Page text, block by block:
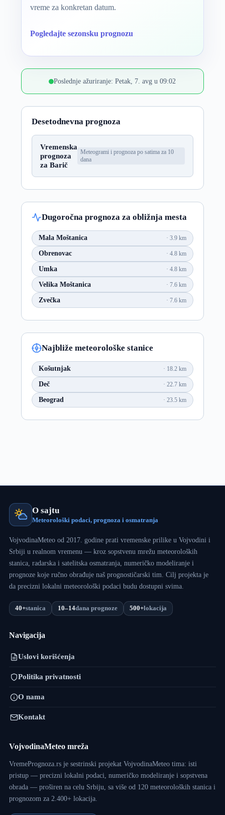
vreme za konkretan datum.
Pogledajte sezonsku prognozu
Poslednje ažuriranje: Petak, 7. avg u 09:02
Desetodnevna prognoza
Vremenska
prognoza
za Barič
Meteogrami i prognoza po satima za 10
dana
Dugoročna prognoza za obližnja mesta
Mala Moštanica 3.9 km
Obrenovac 4.8 km
Umka 4.8 km
Velika Moštanica 7.6 km
Zvečka 7.6 km
Najbliže meteorološke stanice
Košutnjak 18.2 km
Deč 22.7 km
Beograd 23.5 km
O sajtu
Meteorološki podaci, prognoza i osmatranja
VojvodinaMeteo od 2017. godine prati vremenske prilike u Vojvodini i
Srbiji u realnom vremenu — kroz sopstvenu mrežu meteoroloških
stanica, radarska i satelitska osmatranja, numeričko modeliranje i
prognoze koje ručno obrađuje naš prognostičarski tim. Cilj projekta je
da precizni lokalni meteorološki podaci budu dostupni svima.
40+stanica 10–14dana prognoze 500+lokacija
Navigacija
Uslovi korišćenja
Politika privatnosti
O nama
Kontakt
VojvodinaMeteo mreža
VremePrognoza.rs je sestrinski projekat VojvodinaMeteo tima: isti
pristup — precizni lokalni podaci, numeričko modeliranje i sopstvena
obrada — proširen na celu Srbiju, sa više od 120 meteoroloških stanica i
prognozom za 2.400+ lokacija.